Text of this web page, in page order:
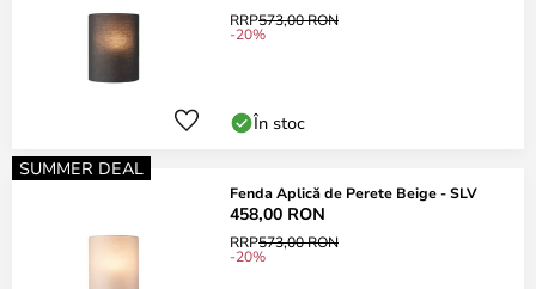
RRP573,00 RON
-20%
În stoc
SUMMER DEAL
Fenda Aplică de Perete Beige - SLV
458,00 RON
RRP573,00 RON
-20%